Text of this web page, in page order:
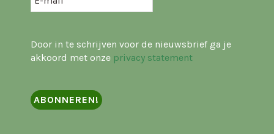
Door in te schrijven voor de nieuwsbrief ga je
akkoord met onze privacy statement